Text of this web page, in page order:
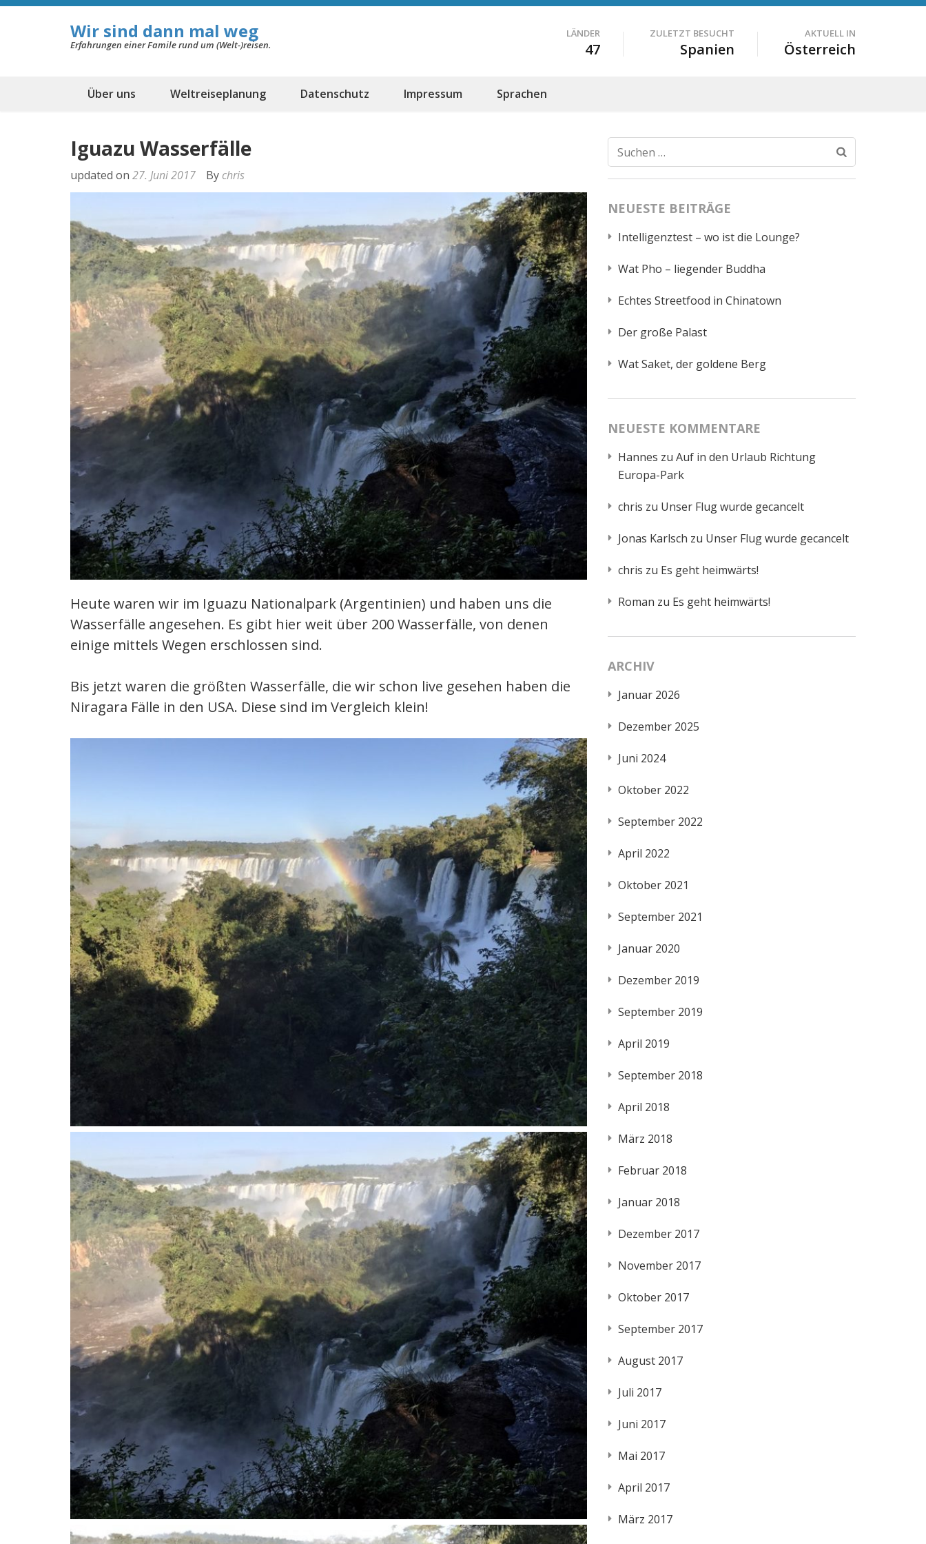
Wir sind dann mal weg
Erfahrungen einer Famile rund um (Welt-)reisen.
LÄNDER
47
ZULETZT BESUCHT
Spanien
AKTUELL IN
Österreich
Über uns Weltreiseplanung Datenschutz Impressum Sprachen
Iguazu Wasserfälle
updated on 27. Juni 2017 By chris
Heute waren wir im Iguazu Nationalpark (Argentinien) und haben uns die
Wasserfälle angesehen. Es gibt hier weit über 200 Wasserfälle, von denen
einige mittels Wegen erschlossen sind.
Bis jetzt waren die größten Wasserfälle, die wir schon live gesehen haben die
Niragara Fälle in den USA. Diese sind im Vergleich klein!
Suchen
nach:
NEUESTE BEITRÄGE
Intelligenztest – wo ist die Lounge?
Wat Pho – liegender Buddha
Echtes Streetfood in Chinatown
Der große Palast
Wat Saket, der goldene Berg
NEUESTE KOMMENTARE
Hannes zu Auf in den Urlaub Richtung
Europa-Park
chris zu Unser Flug wurde gecancelt
Jonas Karlsch zu Unser Flug wurde gecancelt
chris zu Es geht heimwärts!
Roman zu Es geht heimwärts!
ARCHIV
Januar 2026
Dezember 2025
Juni 2024
Oktober 2022
September 2022
April 2022
Oktober 2021
September 2021
Januar 2020
Dezember 2019
September 2019
April 2019
September 2018
April 2018
März 2018
Februar 2018
Januar 2018
Dezember 2017
November 2017
Oktober 2017
September 2017
August 2017
Juli 2017
Juni 2017
Mai 2017
April 2017
März 2017